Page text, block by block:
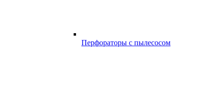
Перфораторы с пылесосом